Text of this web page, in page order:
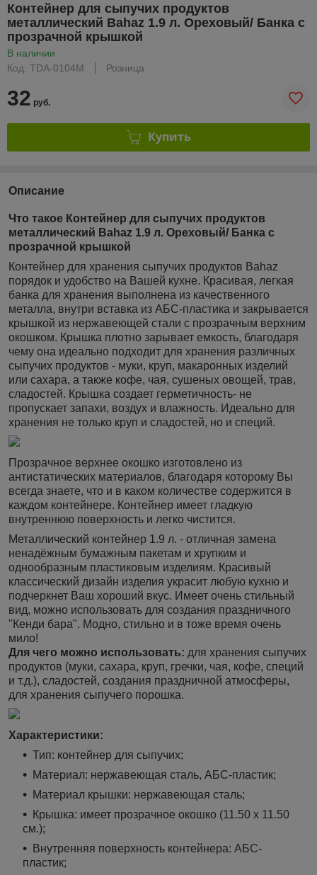
Контейнер для сыпучих продуктов
металлический Bahaz 1.9 л. Ореховый/ Банка с
прозрачной крышкой
В наличии
Код: TDA-0104М
Розница
32 руб.
Купить
Описание
Что такое Контейнер для сыпучих продуктов
металлический Bahaz 1.9 л. Ореховый/ Банка с
прозрачной крышкой
Контейнер для хранения сыпучих продуктов Bahaz
порядок и удобство на Вашей кухне. Красивая, легкая
банка для хранения выполнена из качественного
металла, внутри вставка из АБС-пластика и закрывается
крышкой из нержавеющей стали с прозрачным верхним
окошком. Крышка плотно зарывает емкость, благодаря
чему она идеально подходит для хранения различных
сыпучих продуктов - муки, круп, макаронных изделий
или сахара, а также кофе, чая, сушеных овощей, трав,
сладостей. Крышка создает герметичность- не
пропускает запахи, воздух и влажность. Идеально для
хранения не только круп и сладостей, но и специй.
Прозрачное верхнее окошко изготовлено из
антистатических материалов, благодаря которому Вы
всегда знаете, что и в каком количестве содержится в
каждом контейнере. Контейнер имеет гладкую
внутреннюю поверхность и легко чистится.
Металлический контейнер 1.9 л. - отличная замена
ненадёжным бумажным пакетам и хрупким и
однообразным пластиковым изделиям. Красивый
классический дизайн изделия украсит любую кухню и
подчеркнет Ваш хороший вкус. Имеет очень стильный
вид, можно использовать для создания праздничного
"Кенди бара". Модно, стильно и в тоже время очень
мило!
Для чего можно использовать: для хранения сыпучих
продуктов (муки, сахара, круп, гречки, чая, кофе, специй
и т.д.), сладостей, создания праздничной атмосферы,
для хранения сыпучего порошка.
Характеристики:
Тип: контейнер для сыпучих;
Материал: нержавеющая сталь, АБС-пластик;
Материал крышки: нержавеющая сталь;
Крышка: имеет прозрачное окошко (11.50 х 11.50
см.);
Внутренняя поверхность контейнера: АБС-
пластик;